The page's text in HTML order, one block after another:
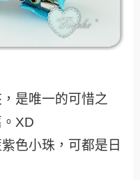
是唯一的可惜之
XD
色小珠，可都是日